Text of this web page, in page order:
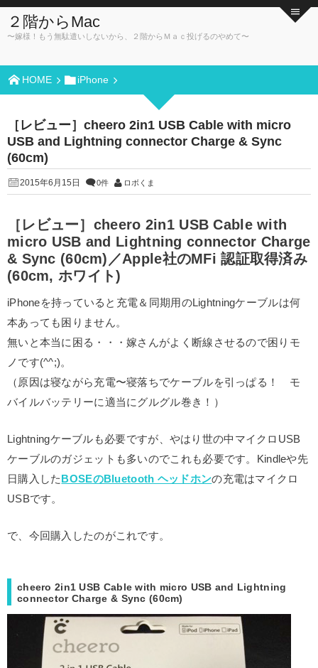
２階からMac
〜嫁様！もう無駄遣いしないから、２階からＭａｃ投げるのやめて〜
HOME iPhone
［レビュー］cheero 2in1 USB Cable with micro
USB and Lightning connector Charge & Sync
(60cm)
2015年6月15日 0件 ロボくま
［レビュー］cheero 2in1 USB Cable with
micro USB and Lightning connector Charge
& Sync (60cm)／Apple社のMFi 認証取得済み
(60cm, ホワイト)
iPhoneを持っていると充電＆同期用のLightningケーブルは何
本あっても困りません。
無いと本当に困る・・・嫁さんがよく断線させるので困りモ
ノです(^^;)。
（原因は寝ながら充電〜寝落ちでケーブルを引っぱる！ モ
バイルバッテリーに適当にグルグル巻き！）
Lightningケーブルも必要ですが、やはり世の中マイクロUSB
ケーブルのガジェットも多いのでこれも必要です。Kindleや先
日購入した BOSEのBluetooth ヘッドホンの充電はマイクロ
USBです。
で、今回購入したのがこれです。
cheero 2in1 USB Cable with micro USB and Lightning
connector Charge & Sync (60cm)